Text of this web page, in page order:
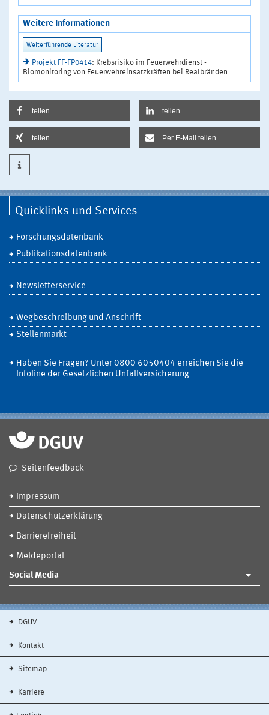
Weitere Informationen
Projekt FF-FP0414: Krebsrisiko im Feuerwehrdienst -
Biomonitoring von Feuerwehreinsatzkräften bei Realbränden
teilen teilen
teilen Per E-Mail teilen
Quicklinks und Services
Forschungsdatenbank
Publikationsdatenbank
Newsletterservice
Wegbeschreibung und Anschrift
Stellenmarkt
Haben Sie Fragen? Unter 0800 6050404 erreichen Sie die
Infoline der Gesetzlichen Unfallversicherung
Seitenfeedback
Impressum
Datenschutzerklärung
Barrierefreiheit
Meldeportal
Social Media
DGUV
Kontakt
Sitemap
Karriere